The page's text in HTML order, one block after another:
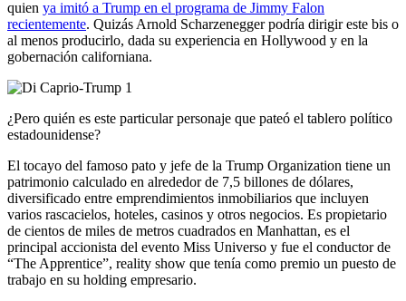
quien ya imitó a Trump en el programa de Jimmy Falon
recientemente. Quizás Arnold Scharzenegger podría dirigir este bis o
al menos producirlo, dada su experiencia en Hollywood y en la
gobernación californiana.
¿Pero quién es este particular personaje que pateó el tablero político
estadounidense?
El tocayo del famoso pato y jefe de la Trump Organization tiene un
patrimonio calculado en alrededor de 7,5 billones de dólares,
diversificado entre emprendimientos inmobiliarios que incluyen
varios rascacielos, hoteles, casinos y otros negocios. Es propietario
de cientos de miles de metros cuadrados en Manhattan, es el
principal accionista del evento Miss Universo y fue el conductor de
“The Apprentice”, reality show que tenía como premio un puesto de
trabajo en su holding empresario.